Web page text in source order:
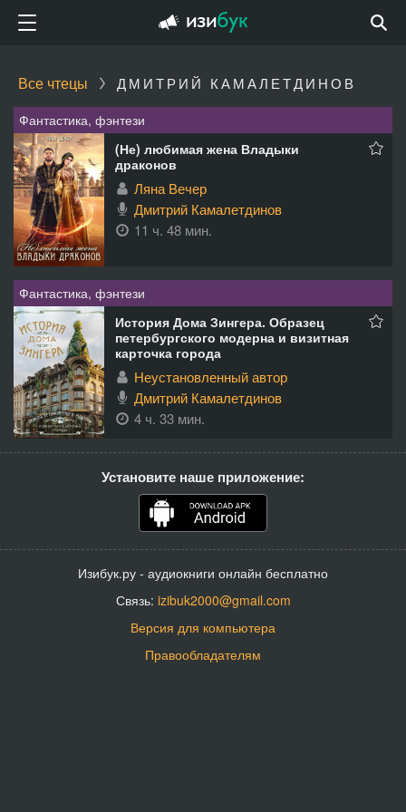
Все чтецы ДМИТРИЙ КАМАЛЕТДИНОВ
Фантастика, фэнтези
(Не) любимая жена Владыки
драконов
Ляна Вечер
Дмитрий Камалетдинов
11 ч. 48 мин.
Фантастика, фэнтези
История Дома Зингера. Образец
петербургского модерна и визитная
карточка города
Неустановленный автор
Дмитрий Камалетдинов
4 ч. 33 мин.
Установите наше приложение:
Изибук.ру - аудиокниги онлайн бесплатно
Связь: izibuk2000@gmail.com
Версия для компьютера
Правообладателям